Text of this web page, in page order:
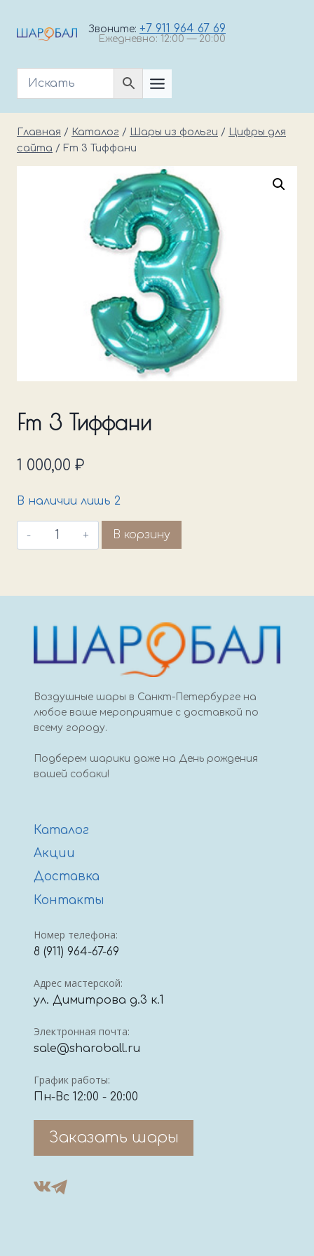
Звоните: +7 911 964 67 69
Ежедневно: 12:00 — 20:00
Главная / Каталог / Шары из фольги /
Цифры для
сайта / Fm 3 Тиффани
Fm 3 Тиффани
1 000,00 ₽
В наличии лишь 2
Количество
товара
В корзину
Воздушные шары в Санкт-Петербурге на
любое ваше мероприятие с доставкой по
всему городу.
Подберем шарики даже на День рождения
вашей собаки!
Каталог
Акции
Доставка
Контакты
Номер телефона:
8 (911) 964-67-69
Адрес мастерской:
ул. Димитрова д.3 к.1
Электронная почта:
sale@sharoball.ru
График работы:
Пн-Вс 12:00 - 20:00
Заказать шары